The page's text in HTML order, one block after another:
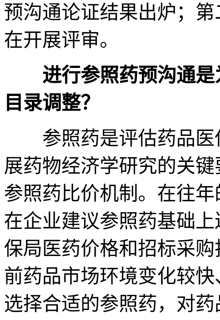
预沟通论证结果出炉；
在开展评审。
进行参照药预沟通是
目录调整？
参照药是评估药品医
展药物经济学研究的关
参照药比价机制。在往
在企业建议参照药基础
保局医药价格和招标采
前药品市场环境变化较
选择合适的参照药，对